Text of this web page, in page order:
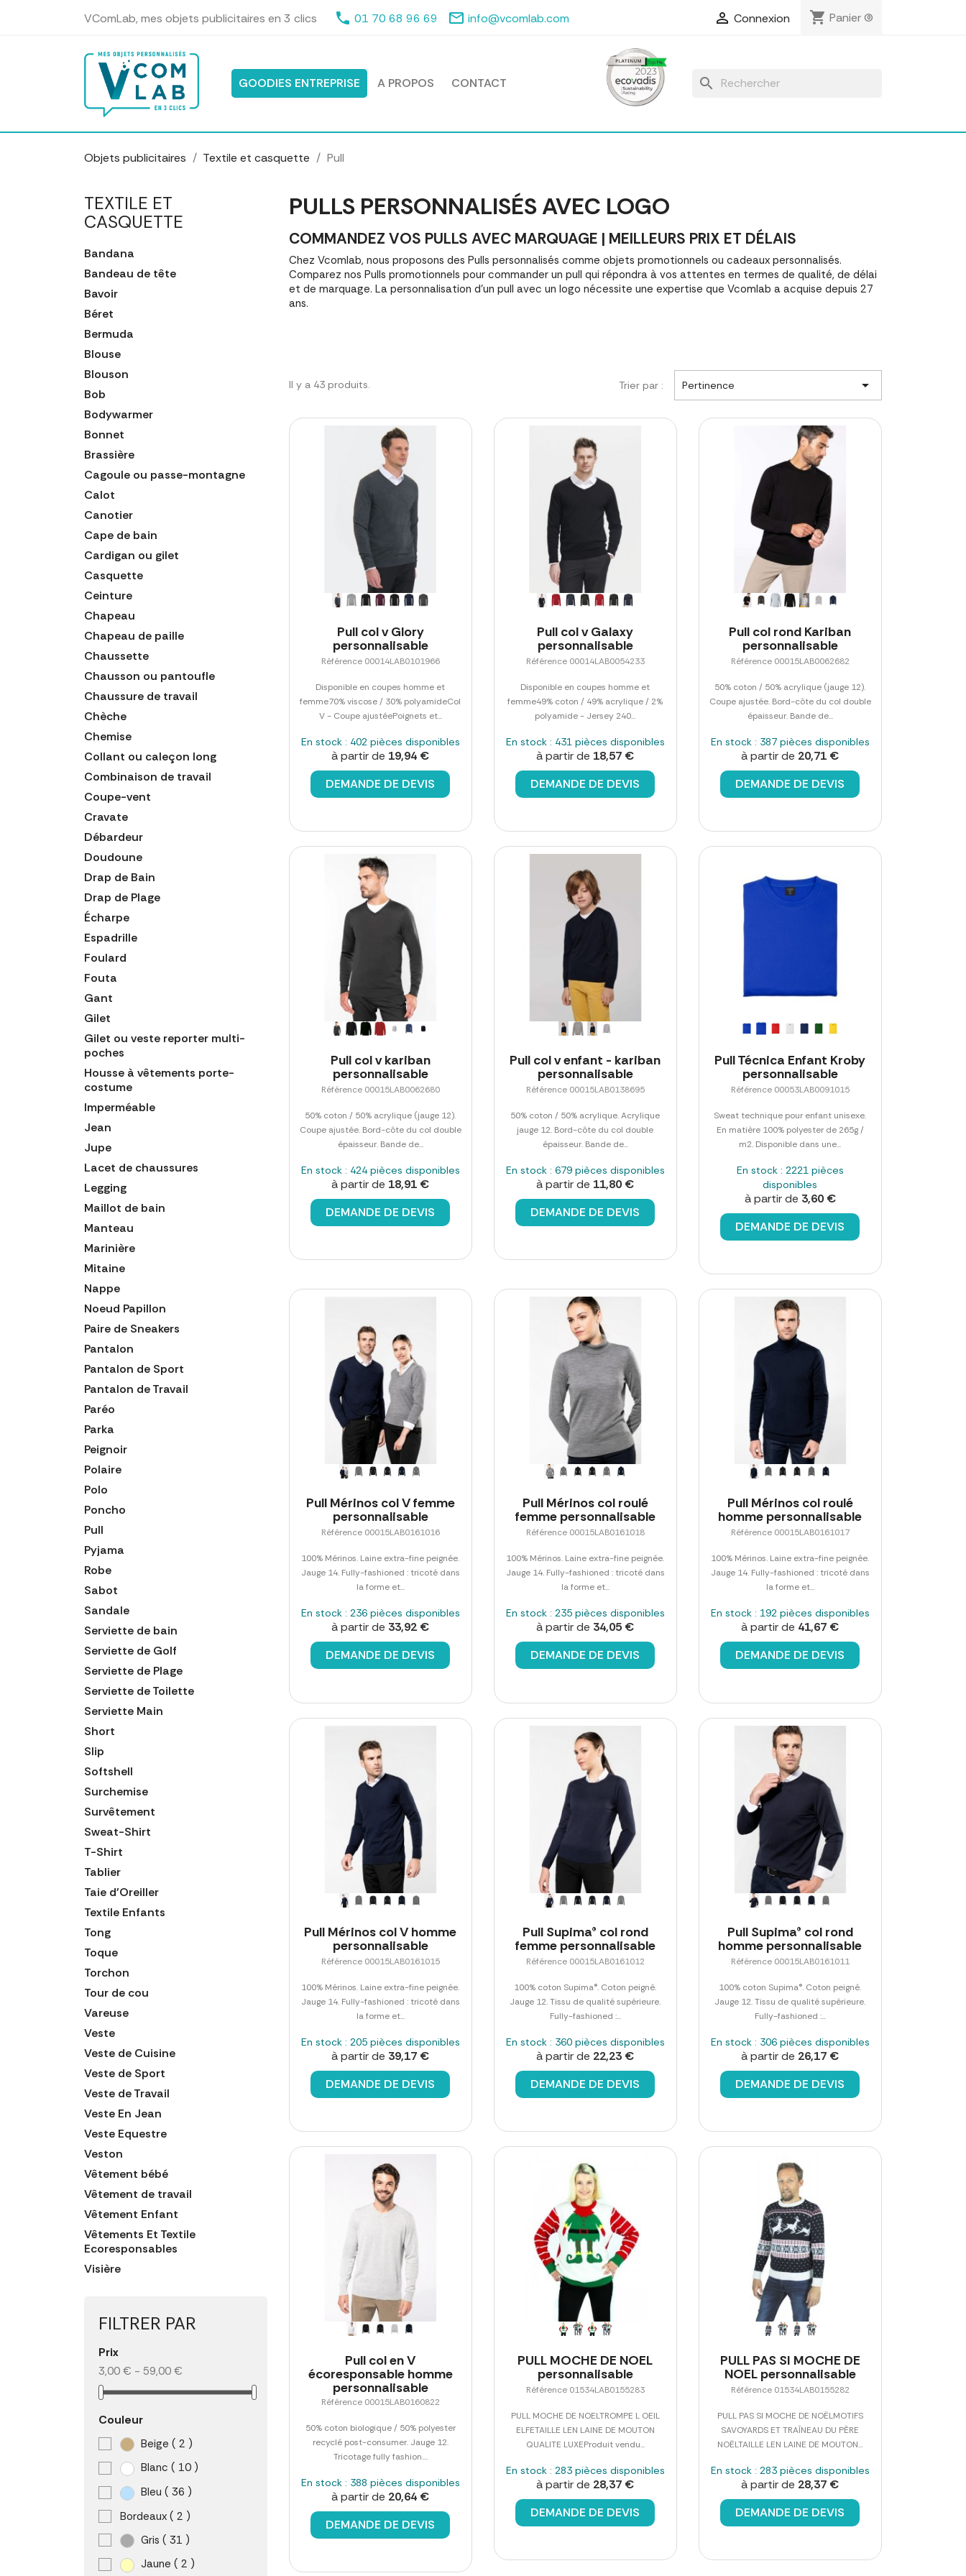
VComLab, mes objets publicitaires en 3 clics phone 01 70 68 96 69 mail_outline info@vcomlab.com  Connexion shopping_cart Panier(0)
GOODIES ENTREPRISE A PROPOS CONTACT search
Objets publicitaires Textile et casquette Pull
TEXTILE ET
CASQUETTE
Bandana
Bandeau de tête
Bavoir
Béret
Bermuda
Blouse
Blouson
Bob
Bodywarmer
Bonnet
Brassière
Cagoule ou passe-montagne
Calot
Canotier
Cape de bain
Cardigan ou gilet
Casquette
Ceinture
Chapeau
Chapeau de paille
Chaussette
Chausson ou pantoufle
Chaussure de travail
Chèche
Chemise
Collant ou caleçon long
Combinaison de travail
Coupe-vent
Cravate
Débardeur
Doudoune
Drap de Bain
Drap de Plage
Écharpe
Espadrille
Foulard
Fouta
Gant
Gilet
Gilet ou veste reporter multi-
poches
Housse à vêtements porte-
costume
Imperméable
Jean
Jupe
Lacet de chaussures
Legging
Maillot de bain
Manteau
Marinière
Mitaine
Nappe
Noeud Papillon
Paire de Sneakers
Pantalon
Pantalon de Sport
Pantalon de Travail
Paréo
Parka
Peignoir
Polaire
Polo
Poncho
Pull
Pyjama
Robe
Sabot
Sandale
Serviette de bain
Serviette de Golf
Serviette de Plage
Serviette de Toilette
Serviette Main
Short
Slip
Softshell
Surchemise
Survêtement
Sweat-Shirt
T-Shirt
Tablier
Taie d'Oreiller
Textile Enfants
Tong
Toque
Torchon
Tour de cou
Vareuse
Veste
Veste de Cuisine
Veste de Sport
Veste de Travail
Veste En Jean
Veste Equestre
Veston
Vêtement bébé
Vêtement de travail
Vêtement Enfant
Vêtements Et Textile
Ecoresponsables
Visière
FILTRER PAR
Prix
3,00 € - 59,00 €
Couleur
Beige ( 2 )
Blanc ( 10 )
Bleu ( 36 )
Bordeaux ( 2 )
Gris ( 31 )
Jaune ( 2 )
PULLS PERSONNALISÉS AVEC LOGO
COMMANDEZ VOS PULLS AVEC MARQUAGE | MEILLEURS PRIX ET DÉLAIS
Chez Vcomlab, nous proposons des Pulls personnalisés comme objets promotionnels ou cadeaux personnalisés.
Comparez nos Pulls promotionnels pour commander un pull qui répondra à vos attentes en termes de qualité, de délai
et de marquage. La personnalisation d'un pull avec un logo nécessite une expertise que Vcomlab a acquise depuis 27
ans.
Il y a 43 produits. Trier par : Pertinence 
Pull col v Glory
personnalisable
Référence 00014LAB0101966
Disponible en coupes homme et
femme70% viscose / 30% polyamideCol
V - Coupe ajustéePoignets et...
En stock : 402 pièces disponibles
à partir de 19,94 €
DEMANDE DE DEVIS
Pull col v Galaxy
personnalisable
Référence 00014LAB0054233
Disponible en coupes homme et
femme49% coton / 49% acrylique / 2%
polyamide - Jersey 240...
En stock : 431 pièces disponibles
à partir de 18,57 €
DEMANDE DE DEVIS
Pull col rond Kariban
personnalisable
Référence 00015LAB0062682
50% coton / 50% acrylique (jauge 12).
Coupe ajustée. Bord-côte du col double
épaisseur. Bande de...
En stock : 387 pièces disponibles
à partir de 20,71 €
DEMANDE DE DEVIS
Pull col v kariban
personnalisable
Référence 00015LAB0062680
50% coton / 50% acrylique (jauge 12).
Coupe ajustée. Bord-côte du col double
épaisseur. Bande de...
En stock : 424 pièces disponibles
à partir de 18,91 €
DEMANDE DE DEVIS
Pull col v enfant - kariban
personnalisable
Référence 00015LAB0138695
50% coton / 50% acrylique. Acrylique
jauge 12. Bord-côte du col double
épaisseur. Bande de...
En stock : 679 pièces disponibles
à partir de 11,80 €
DEMANDE DE DEVIS
Pull Técnica Enfant Kroby
personnalisable
Référence 00053LAB0091015
Sweat technique pour enfant unisexe.
En matière 100% polyester de 265g /
m2. Disponible dans une...
En stock : 2221 pièces
disponibles
à partir de 3,60 €
DEMANDE DE DEVIS
Pull Mérinos col V femme
personnalisable
Référence 00015LAB0161016
100% Mérinos. Laine extra-fine peignée.
Jauge 14. Fully-fashioned : tricoté dans
la forme et...
En stock : 236 pièces disponibles
à partir de 33,92 €
DEMANDE DE DEVIS
Pull Mérinos col roulé
femme personnalisable
Référence 00015LAB0161018
100% Mérinos. Laine extra-fine peignée.
Jauge 14. Fully-fashioned : tricoté dans
la forme et...
En stock : 235 pièces disponibles
à partir de 34,05 €
DEMANDE DE DEVIS
Pull Mérinos col roulé
homme personnalisable
Référence 00015LAB0161017
100% Mérinos. Laine extra-fine peignée.
Jauge 14. Fully-fashioned : tricoté dans
la forme et...
En stock : 192 pièces disponibles
à partir de 41,67 €
DEMANDE DE DEVIS
Pull Mérinos col V homme
personnalisable
Référence 00015LAB0161015
100% Mérinos. Laine extra-fine peignée.
Jauge 14. Fully-fashioned : tricoté dans
la forme et...
En stock : 205 pièces disponibles
à partir de 39,17 €
DEMANDE DE DEVIS
Pull Supima® col rond
femme personnalisable
Référence 00015LAB0161012
100% coton Supima®. Coton peigné.
Jauge 12. Tissu de qualité supérieure.
Fully-fashioned :...
En stock : 360 pièces disponibles
à partir de 22,23 €
DEMANDE DE DEVIS
Pull Supima® col rond
homme personnalisable
Référence 00015LAB0161011
100% coton Supima®. Coton peigné.
Jauge 12. Tissu de qualité supérieure.
Fully-fashioned :...
En stock : 306 pièces disponibles
à partir de 26,17 €
DEMANDE DE DEVIS
Pull col en V
écoresponsable homme
personnalisable
Référence 00015LAB0160822
50% coton biologique / 50% polyester
recyclé post-consumer. Jauge 12.
Tricotage fully fashion....
En stock : 388 pièces disponibles
à partir de 20,64 €
DEMANDE DE DEVIS
PULL MOCHE DE NOEL
personnalisable
Référence 01534LAB0155283
PULL MOCHE DE NOELTROMPE L OEIL
ELFETAILLE LEN LAINE DE MOUTON
QUALITE LUXEProduit vendu...
En stock : 283 pièces disponibles
à partir de 28,37 €
DEMANDE DE DEVIS
PULL PAS SI MOCHE DE
NOEL personnalisable
Référence 01534LAB0155282
PULL PAS SI MOCHE DE NOËLMOTIFS
SAVOYARDS ET TRAÎNEAU DU PÈRE
NOËLTAILLE LEN LAINE DE MOUTON...
En stock : 283 pièces disponibles
à partir de 28,37 €
DEMANDE DE DEVIS